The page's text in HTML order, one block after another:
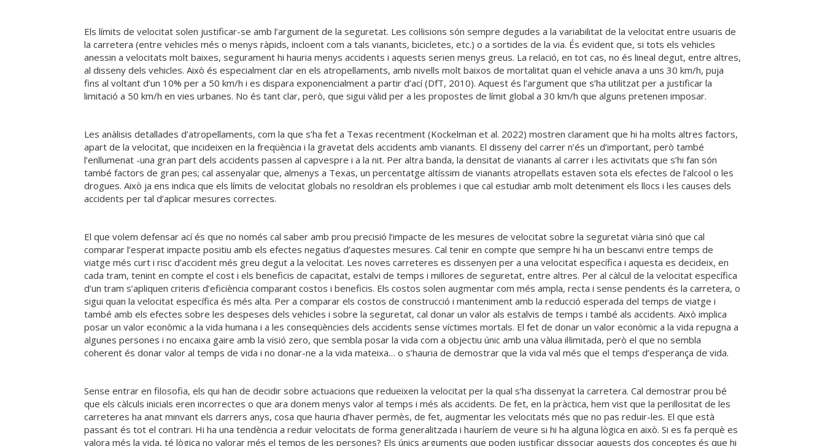
Els límits de velocitat solen justificar-se amb l’argument de la seguretat. Les col·lisions són sempre degudes a la variabilitat de la velocitat entre usuaris de
la carretera (entre vehicles més o menys ràpids, incloent com a tals vianants, bicicletes, etc.) o a sortides de la via. És evident que, si tots els vehicles
anessin a velocitats molt baixes, segurament hi hauria menys accidents i aquests serien menys greus. La relació, en tot cas, no és lineal degut, entre altres,
al disseny dels vehicles. Això és especialment clar en els atropellaments, amb nivells molt baixos de mortalitat quan el vehicle anava a uns 30 km/h, puja
fins al voltant d’un 10% per a 50 km/h i es dispara exponencialment a partir d’ací (DfT, 2010). Aquest és l’argument que s’ha utilitzat per a justificar la
limitació a 50 km/h en vies urbanes. No és tant clar, però, que sigui vàlid per a les propostes de límit global a 30 km/h que alguns pretenen imposar.
Les anàlisis detallades d’atropellaments, com la que s’ha fet a Texas recentment (Kockelman et al. 2022) mostren clarament que hi ha molts altres factors,
apart de la velocitat, que incideixen en la freqüència i la gravetat dels accidents amb vianants. El disseny del carrer n’és un d’important, però també
l’enllumenat -una gran part dels accidents passen al capvespre i a la nit. Per altra banda, la densitat de vianants al carrer i les activitats que s’hi fan són
també factors de gran pes; cal assenyalar que, almenys a Texas, un percentatge altíssim de vianants atropellats estaven sota els efectes de l’alcool o les
drogues. Això ja ens indica que els límits de velocitat globals no resoldran els problemes i que cal estudiar amb molt deteniment els llocs i les causes dels
accidents per tal d’aplicar mesures correctes.
El que volem defensar ací és que no només cal saber amb prou precisió l’impacte de les mesures de velocitat sobre la seguretat viària sinó que cal
comparar l’esperat impacte positiu amb els efectes negatius d’aquestes mesures. Cal tenir en compte que sempre hi ha un bescanvi entre temps de
viatge més curt i risc d’accident més greu degut a la velocitat. Les noves carreteres es dissenyen per a una velocitat específica i aquesta es decideix, en
cada tram, tenint en compte el cost i els beneficis de capacitat, estalvi de temps i millores de seguretat, entre altres. Per al càlcul de la velocitat específica
d‘un tram s’apliquen criteris d’eficiència comparant costos i beneficis. Els costos solen augmentar com més ampla, recta i sense pendents és la carretera, o
sigui quan la velocitat específica és més alta. Per a comparar els costos de construcció i manteniment amb la reducció esperada del temps de viatge i
també amb els efectes sobre les despeses dels vehicles i sobre la seguretat, cal donar un valor als estalvis de temps i també als accidents. Això implica
posar un valor econòmic a la vida humana i a les conseqüències dels accidents sense víctimes mortals. El fet de donar un valor econòmic a la vida repugna a
algunes persones i no encaixa gaire amb la visió zero, que sembla posar la vida com a objectiu únic amb una vàlua il·limitada, però el que no sembla
coherent és donar valor al temps de vida i no donar-ne a la vida mateixa… o s’hauria de demostrar que la vida val més que el temps d’esperança de vida.
Sense entrar en filosofia, els qui han de decidir sobre actuacions que redueixen la velocitat per la qual s’ha dissenyat la carretera. Cal demostrar prou bé
que els càlculs inicials eren incorrectes o que ara donem menys valor al temps i més als accidents. De fet, en la pràctica, hem vist que la perillositat de les
carreteres ha anat minvant els darrers anys, cosa que hauria d’haver permès, de fet, augmentar les velocitats més que no pas reduir-les. El que està
passant és tot el contrari. Hi ha una tendència a reduir velocitats de forma generalitzada i hauríem de veure si hi ha alguna lògica en això. Si es fa perquè es
valora més la vida, té lògica no valorar més el temps de les persones? Els únics arguments que poden justificar dissociar aquests dos conceptes és que hi